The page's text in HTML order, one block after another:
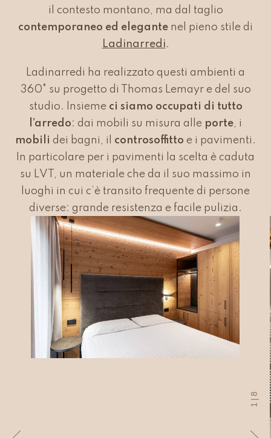
il contesto montano, ma dal taglio
contemporaneo ed elegante nel pieno stile di
Ladinarredi.
Ladinarredi ha realizzato questi ambienti a
360° su progetto di Thomas Lemayr e del suo
studio. Insieme ci siamo occupati di tutto
l’arredo: dai mobili su misura alle porte, i
mobili dei bagni, il controsoffitto e i pavimenti.
In particolare per i pavimenti la scelta è caduta
su LVT, un materiale che da il suo massimo in
luoghi in cui c’è transito frequente di persone
diverse: grande resistenza e facile pulizia.
1
|
8